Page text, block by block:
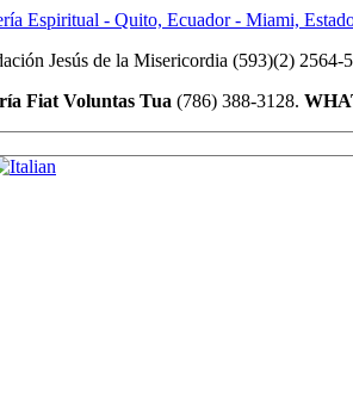
(593)(2) 2564-
(786) 388-3128.